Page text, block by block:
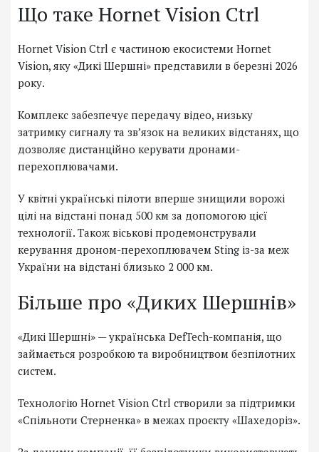
Що таке Hornet Vision Ctrl
Hornet Vision Ctrl є частиною екосистеми Hornet
Vision, яку «Дикі Шершні» представили в березні 2026
року.
Комплекс забезпечує передачу відео, низьку
затримку сигналу та зв’язок на великих відстанях, що
дозволяє дистанційно керувати дронами-
перехоплювачами.
У квітні українські пілоти вперше знищили ворожі
цілі на відстані понад 500 км за допомогою цієї
технології. Також віськові продемонстрували
керування дроном-перехоплювачем Sting із-за меж
України на відстані близько 2 000 км.
Більше про «Диких Шершнів»
«Дикі Шершні» — українська DefTech-компанія, що
займається розробкою та виробництвом безпілотних
систем.
Технологію Hornet Vision Ctrl створили за підтримки
«Спільноти Стерненка» в межах проєкту «Шахедоріз».